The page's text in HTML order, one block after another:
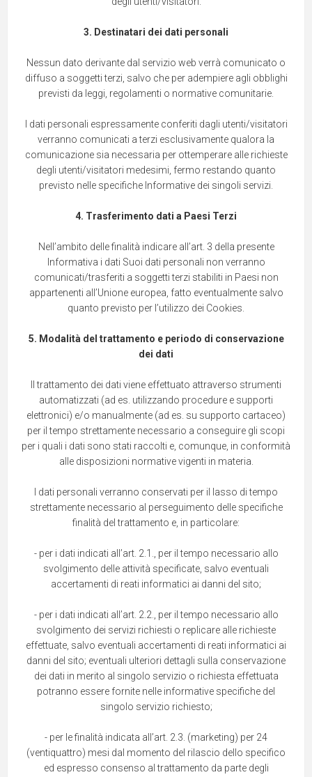
3. Destinatari dei dati personali
Nessun dato derivante dal servizio web verrà comunicato o
diffuso a soggetti terzi, salvo che per adempiere agli obblighi
previsti da leggi, regolamenti o normative comunitarie.
I dati personali espressamente conferiti dagli utenti/visitatori
verranno comunicati a terzi esclusivamente qualora la
comunicazione sia necessaria per ottemperare alle richieste
degli utenti/visitatori medesimi, fermo restando quanto
previsto nelle specifiche Informative dei singoli servizi.
4. Trasferimento dati a Paesi Terzi
Nell’ambito delle finalità indicare all’art. 3 della presente
Informativa i dati Suoi dati personali non verranno
comunicati/trasferiti a soggetti terzi stabiliti in Paesi non
appartenenti all’Unione europea, fatto eventualmente salvo
quanto previsto per l’utilizzo dei Cookies.
5. Modalità del trattamento e periodo di conservazione
dei dati
Il trattamento dei dati viene effettuato attraverso strumenti
automatizzati (ad es. utilizzando procedure e supporti
elettronici) e/o manualmente (ad es. su supporto cartaceo)
per il tempo strettamente necessario a conseguire gli scopi
per i quali i dati sono stati raccolti e, comunque, in conformità
alle disposizioni normative vigenti in materia.
I dati personali verranno conservati per il lasso di tempo
strettamente necessario al perseguimento delle specifiche
finalità del trattamento e, in particolare:
- per i dati indicati all’art. 2.1., per il tempo necessario allo
svolgimento delle attività specificate, salvo eventuali
accertamenti di reati informatici ai danni del sito;
- per i dati indicati all’art. 2.2., per il tempo necessario allo
svolgimento dei servizi richiesti o replicare alle richieste
effettuate, salvo eventuali accertamenti di reati informatici ai
danni del sito; eventuali ulteriori dettagli sulla conservazione
dei dati in merito al singolo servizio o richiesta effettuata
potranno essere fornite nelle informative specifiche del
singolo servizio richiesto;
- per le finalità indicata all’art. 2.3. (marketing) per 24
(ventiquattro) mesi dal momento del rilascio dello specifico
ed espresso consenso al trattamento da parte degli